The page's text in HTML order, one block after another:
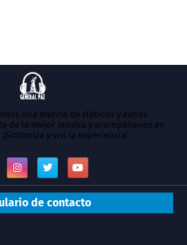
una mezcla de clásicos y éxitos
de la mejor música y acompáñanos en
y vivi la experiencia!
de contacto